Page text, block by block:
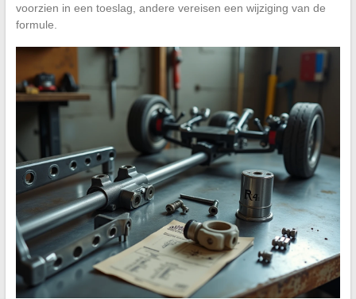
voorzien in een toeslag, andere vereisen een wijziging van de
formule.